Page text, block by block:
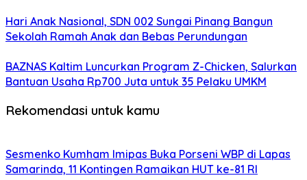
Hari Anak Nasional, SDN 002 Sungai Pinang Bangun
Sekolah Ramah Anak dan Bebas Perundungan
BAZNAS Kaltim Luncurkan Program Z-Chicken, Salurkan
Bantuan Usaha Rp700 Juta untuk 35 Pelaku UMKM
Rekomendasi untuk kamu
Sesmenko Kumham Imipas Buka Porseni WBP di Lapas
Samarinda, 11 Kontingen Ramaikan HUT ke-81 RI